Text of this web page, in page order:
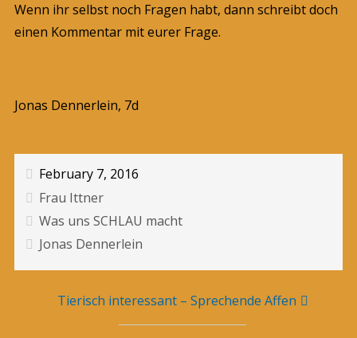
Wenn ihr selbst noch Fragen habt, dann schreibt doch
einen Kommentar mit eurer Frage.
Jonas Dennerlein, 7d
February 7, 2016
Frau Ittner
Was uns SCHLAU macht
Jonas Dennerlein
Beitragsnavigation
Tierisch interessant – Sprechende Affen